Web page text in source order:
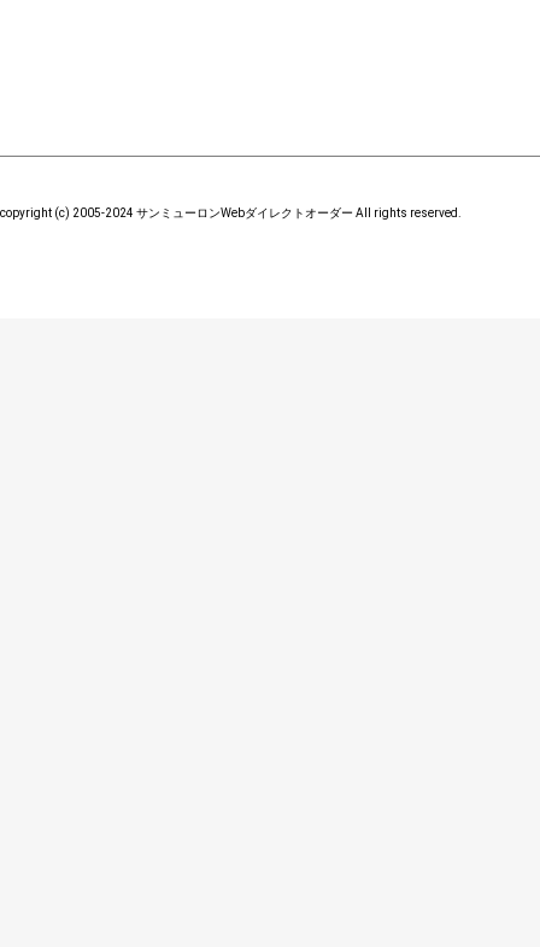
copyright (c) 2005-2024 サンミューロンWebダイレクトオーダー All rights reserved.